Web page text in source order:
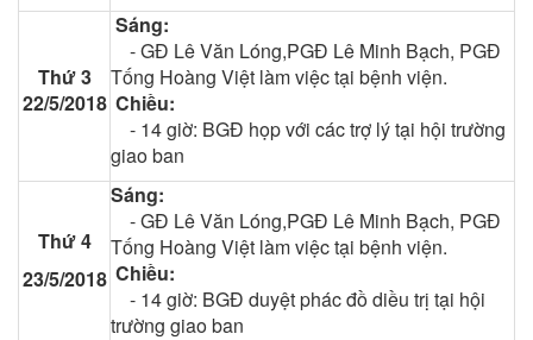
Thứ 3
22/5/2018
Sáng:
- GĐ Lê Văn Lóng,PGĐ Lê Minh Bạch, PGĐ
Tống Hoàng Việt làm việc tại bệnh viện.
Chiều:
- 14 giờ: BGĐ họp với các trợ lý tại hội trường
giao ban
Thứ 4
23/5/2018
Sáng:
-GĐ Lê Văn Lóng,PGĐ Lê Minh Bạch, PGĐ
Tống Hoàng Việt làm việc tại bệnh viện.
Chiều:
- 14 giờ: BGĐ duyệt phác đồ diều trị tại hội
trường giao ban